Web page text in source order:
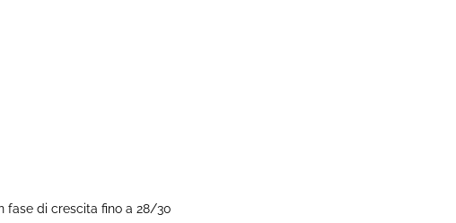
fase di crescita fino a 28/30